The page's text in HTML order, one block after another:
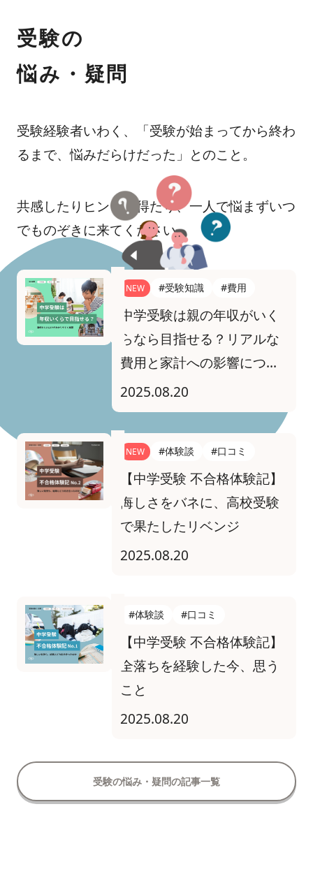
受験の
悩み・疑問
受験経験者いわく、「受験が始まってから終わ
るまで、悩みだらけだった」とのこと。
共感したりヒントを得たり、一人で悩まずいつ
でものぞきに来てください。
NEW #受験知識 #費用
中学受験は親の年収がいく
らなら目指せる？リアルな
費用と家計への影響につい
てFPがわかりやすく解説し
ます
2025.08.20
NEW #体験談 #口コミ
【中学受験 不合格体験記】
悔しさをバネに、高校受験
で果たしたリベンジ
2025.08.20
#体験談 #口コミ
【中学受験 不合格体験記】
全落ちを経験した今、思う
こと
2025.08.20
受験の悩み・疑問の記事一覧